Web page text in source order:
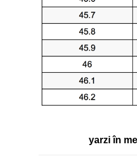
yarzi în